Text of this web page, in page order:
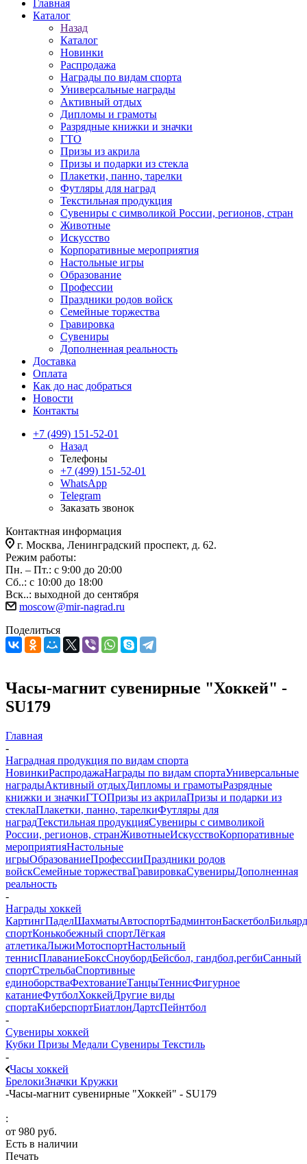
Главная
Каталог
Назад
Каталог
Новинки
Распродажа
Награды по видам спорта
Универсальные награды
Активный отдых
Дипломы и грамоты
Разрядные книжки и значки
ГТО
Призы из акрила
Призы и подарки из стекла
Плакетки, панно, тарелки
Футляры для наград
Текстильная продукция
Сувениры с символикой России, регионов, стран
Животные
Искусство
Корпоративные мероприятия
Настольные игры
Образование
Профессии
Праздники родов войск
Семейные торжества
Гравировка
Сувениры
Дополненная реальность
Доставка
Оплата
Как до нас добраться
Новости
Контакты
+7 (499) 151-52-01
Назад
Телефоны
+7 (499) 151-52-01
WhatsApp
Telegram
Заказать звонок
Контактная информация
г. Москва, Ленинградский проспект, д. 62.
Режим работы:
Пн. – Пт.: с 9:00 до 20:00
Сб..: с 10:00 до 18:00
Вск..: выходной до сентября
moscow@mir-nagrad.ru
Поделиться
Часы-магнит сувенирные "Хоккей" -
SU179
Главная
-
Наградная продукция по видам спорта
НовинкиРаспродажаНаграды по видам спортаУниверсальные
наградыАктивный отдыхДипломы и грамотыРазрядные
книжки и значкиГТОПризы из акрилаПризы и подарки из
стеклаПлакетки, панно, тарелкиФутляры для
наградТекстильная продукцияСувениры с символикой
России, регионов, странЖивотныеИскусствоКорпоративные
мероприятияНастольные
игрыОбразованиеПрофессииПраздники родов
войскСемейные торжестваГравировкаСувенирыДополненная
реальность
-
Награды хоккей
КартингПаделШахматыАвтоспортБадминтонБаскетболБильярд
спортКонькобежный спортЛёгкая
атлетикаЛыжиМотоспортНастольный
теннисПлаваниеБоксСноубордБейсбол, гандбол,регбиСанный
спортСтрельбаСпортивные
единоборстваФехтованиеТанцыТеннисФигурное
катаниеФутболХоккейДругие виды
спортаКиберспортБиатлонДартсПейнтбол
-
Сувениры хоккей
Кубки Призы Медали Сувениры Текстиль
-
Часы хоккей
БрелокиЗначки Кружки
-Часы-магнит сувенирные "Хоккей" - SU179
:
от 980 руб.
Есть в наличии
Печать